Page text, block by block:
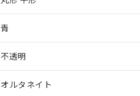
青
不透明
オルタネイト